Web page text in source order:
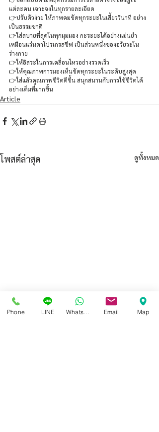
แต่ละคน เจาะจงในทุกรายละเอียด
👉ปรับตัวง่าย ให้ภาพคมชัดทุกระยะในเสี้ยววินาที อย่าง
เป็นธรรมชาติ
👉ใส่สบายที่สุดในทุกมุมมอง กะระยะได้อย่างแม่นยำ
เหมือนแว่นตาโปรเกรสซีฟ เป็นส่วนหนึ่งของอวัยวะใน
ร่างกาย
👉ให้อิสระในการเคลื่อนไหวอย่างรวดเร็ว
👉ให้คุณภาพการมองเห็นชัดทุกระยะในระดับสูงสุด
👉ใส่แล้วคุณภาพชีวิตดีขึ้น สนุกสนานกับการใช้ชีวิตได้
อย่างเต็มที่มากขึ้น
Article
โพสต์ล่าสุด ดูทั้งหมด
Phone LINE Email Map